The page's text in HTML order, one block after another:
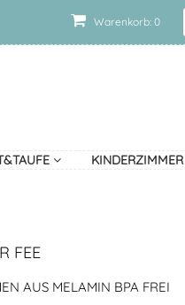
Warenkorb: 0
KINDERZIMMER
FEE
AUS MELAMIN BPA FREI